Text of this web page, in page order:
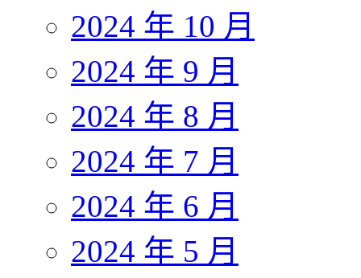
2024 年 10 月
2024 年 9 月
2024 年 8 月
2024 年 7 月
2024 年 6 月
2024 年 5 月